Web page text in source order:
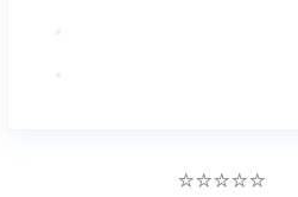
⭐⭐⭐⭐⭐